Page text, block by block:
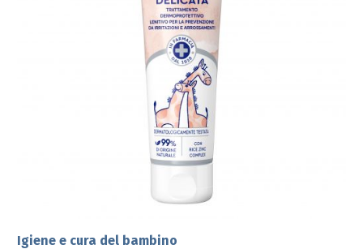
Igiene e cura del bambino